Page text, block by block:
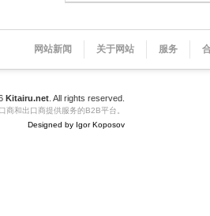
网站新闻 关于网站 服务
Kitairu.net . All rights reserved.
商和出口商提供服务的B2B平台。
Designed by Igor Koposov